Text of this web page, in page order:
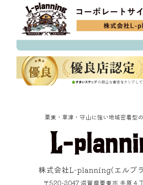
栗東・草津・守山に強い地域密着型
株式会社L-planning(エルプ
〒520-3047 滋賀県栗東市 手原４